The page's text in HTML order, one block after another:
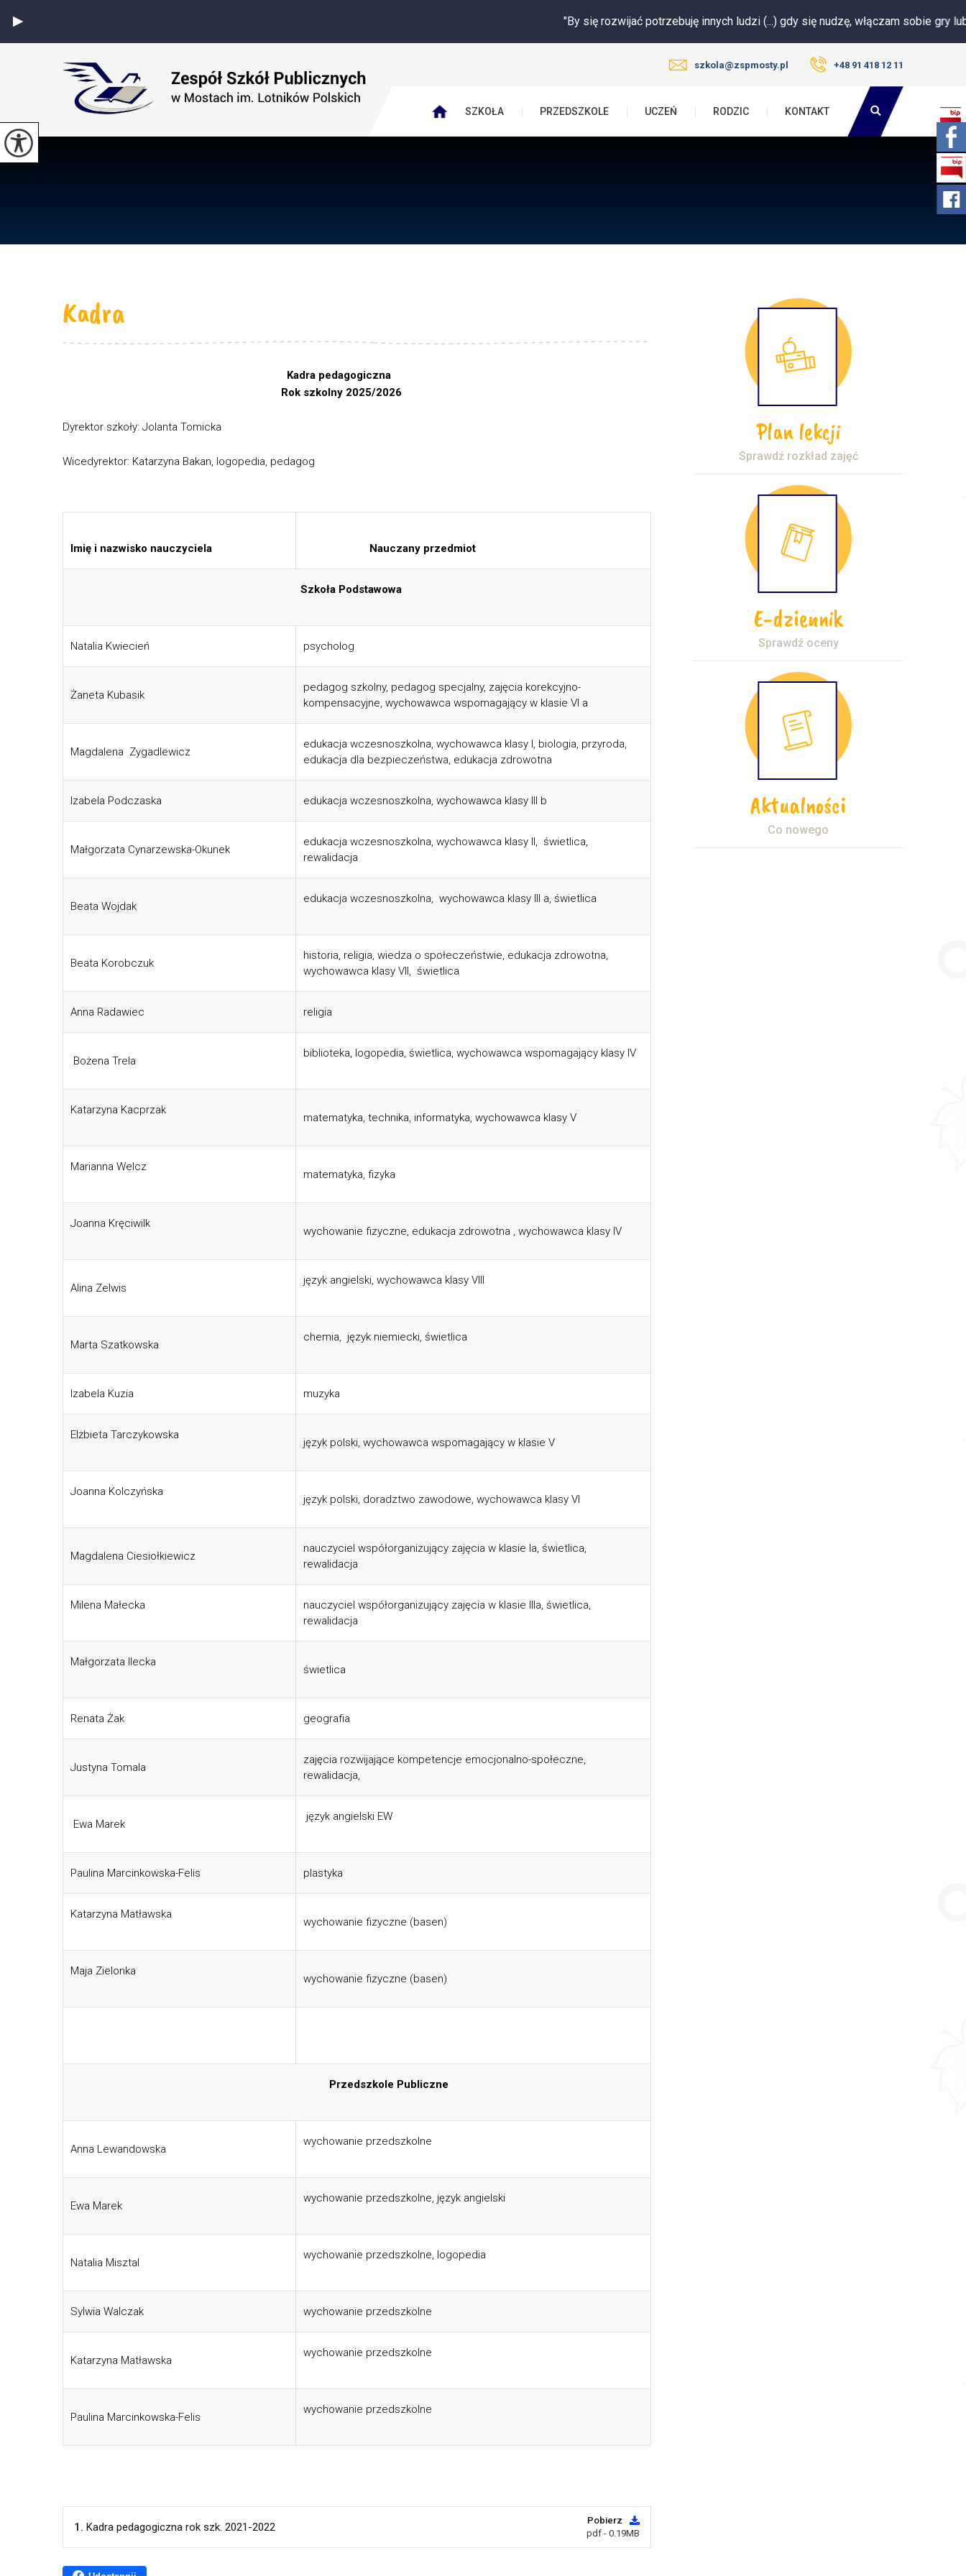
"By się rozwijać potrzebuję innych ludzi (...) gdy się nudzę, włączam sobie gry lub filmik.
szkola@zspmosty.pl +48 91 418 12 11
SZKOŁA PRZEDSZKOLE UCZEŃ RODZIC KONTAKT
Kadra
Kadra pedagogiczna
Rok szkolny 2025/2026
Dyrektor szkoły: Jolanta Tomicka
Wicedyrektor: Katarzyna Bakan, logopedia, pedagog
Imię i nazwisko nauczyciela Nauczany przedmiot
Szkoła Podstawowa
Natalia Kwiecień psycholog
Żaneta Kubasik
pedagog szkolny, pedagog specjalny, zajęcia korekcyjno-
kompensacyjne, wychowawca wspomagający w klasie VI a
Magdalena Zygadlewicz
edukacja wczesnoszkolna, wychowawca klasy I, biologia, przyroda,
edukacja dla bezpieczeństwa, edukacja zdrowotna
Izabela Podczaska edukacja wczesnoszkolna, wychowawca klasy III b
Małgorzata Cynarzewska-Okunek
edukacja wczesnoszkolna, wychowawca klasy II, świetlica,
rewalidacja
Beata Wojdak
edukacja wczesnoszkolna, wychowawca klasy III a, świetlica
Beata Korobczuk
historia, religia, wiedza o społeczeństwie, edukacja zdrowotna,
wychowawca klasy VII, świetlica
Anna Radawiec religia
Bożena Trela
biblioteka, logopedia, świetlica, wychowawca wspomagający klasy IV
Katarzyna Kacprzak
matematyka, technika, informatyka, wychowawca klasy V
Marianna Welcz
matematyka, fizyka
Joanna Kręciwilk
wychowanie fizyczne, edukacja zdrowotna , wychowawca klasy IV
Alina Zelwis
język angielski, wychowawca klasy VIII
Marta Szatkowska
chemia, język niemiecki, świetlica
Izabela Kuzia muzyka
Elżbieta Tarczykowska
język polski, wychowawca wspomagający w klasie V
Joanna Kolczyńska
język polski, doradztwo zawodowe, wychowawca klasy VI
Magdalena Ciesiołkiewicz
nauczyciel współorganizujący zajęcia w klasie Ia, świetlica,
rewalidacja
Milena Małecka
nauczyciel współorganizujący zajęcia w klasie IIIa, świetlica,
rewalidacja
Małgorzata Ilecka
świetlica
Renata Żak geografia
Justyna Tomala
zajęcia rozwijające kompetencje emocjonalno-społeczne,
rewalidacja,
Ewa Marek
język angielski EW
Paulina Marcinkowska-Felis plastyka
Katarzyna Matławska
wychowanie fizyczne (basen)
Maja Zielonka
wychowanie fizyczne (basen)
Przedszkole Publiczne
Anna Lewandowska
wychowanie przedszkolne
Ewa Marek
wychowanie przedszkolne, język angielski
Natalia Misztal
wychowanie przedszkolne, logopedia
Sylwia Walczak wychowanie przedszkolne
Katarzyna Matławska
wychowanie przedszkolne
Paulina Marcinkowska-Felis
wychowanie przedszkolne
1. Kadra pedagogiczna rok szk. 2021-2022
Pobierz
pdf - 0.19MB
Plan lekcji
Sprawdź rozkład zajęć
E-dziennik
Sprawdź oceny
Aktualności
Co nowego